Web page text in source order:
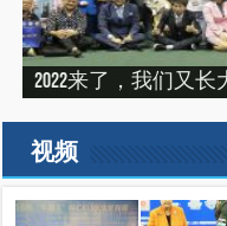
2022来了，我们又长
建设专栏-2020年的
“震”撼之旅——2019印尼
SHOW 2019）
建设专栏-2019刚过
2019美国143届西敏
视频